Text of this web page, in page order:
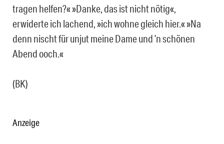
tragen helfen?« »Danke, das ist nicht nötig«,
erwiderte ich lachend, »ich wohne gleich hier.« »Na
denn nischt für unjut meine Dame und ’n schönen
Abend ooch.«
(BK)
Anzeige